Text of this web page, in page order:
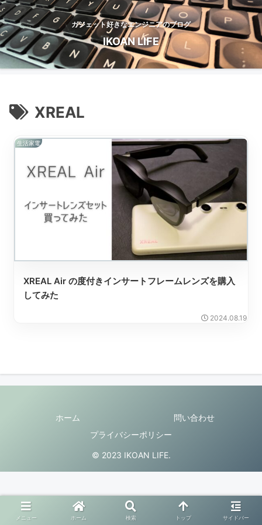
ガジェット好きなエンジニアのブログ
IKOAN LIFE
XREAL
生活家電
XREAL Air の度付きインサートフレームレンズを購入
してみた
2024.08.19
ホーム
問い合わせ
プライバシーポリシー
© 2023 IKOAN LIFE.
メニュー ホーム 検索 トップ サイドバー